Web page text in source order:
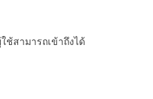
ช้สามารถเข้าถึงได้